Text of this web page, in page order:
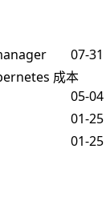
07-31
成本
05-04
01-25
01-25